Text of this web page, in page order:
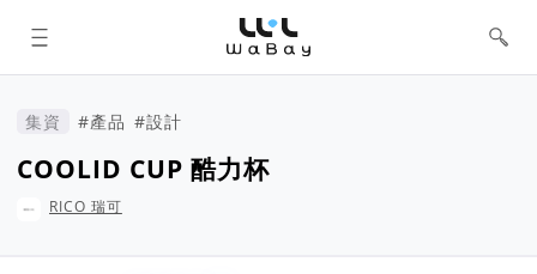
WaBay 挖貝 | 台灣最值得信賴的群眾
集資 / 群眾募資平台
集資 #產品 #設計
COOLID CUP 酷力杯
RICO 瑞可